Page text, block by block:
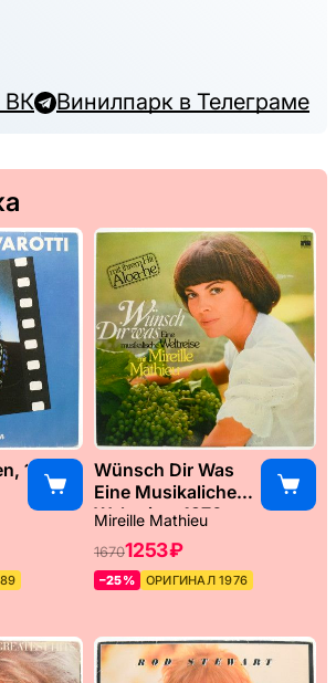
ВК Винилпарк в Телеграме
1989
Wünsch Dir Was
Eine Musikaliche
Weltreise, 1976
Mireille Mathieu
16701253 ₽
–25% ОРИГИНАЛ 1976